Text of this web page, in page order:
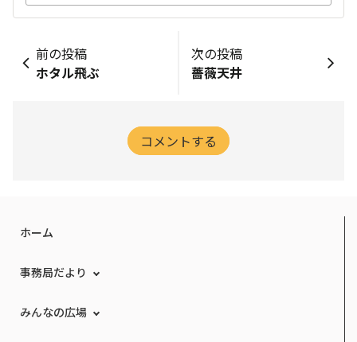
前の投稿
ホタル飛ぶ
次の投稿
薔薇天井
コメントする
ホーム
事務局だより
みんなの広場